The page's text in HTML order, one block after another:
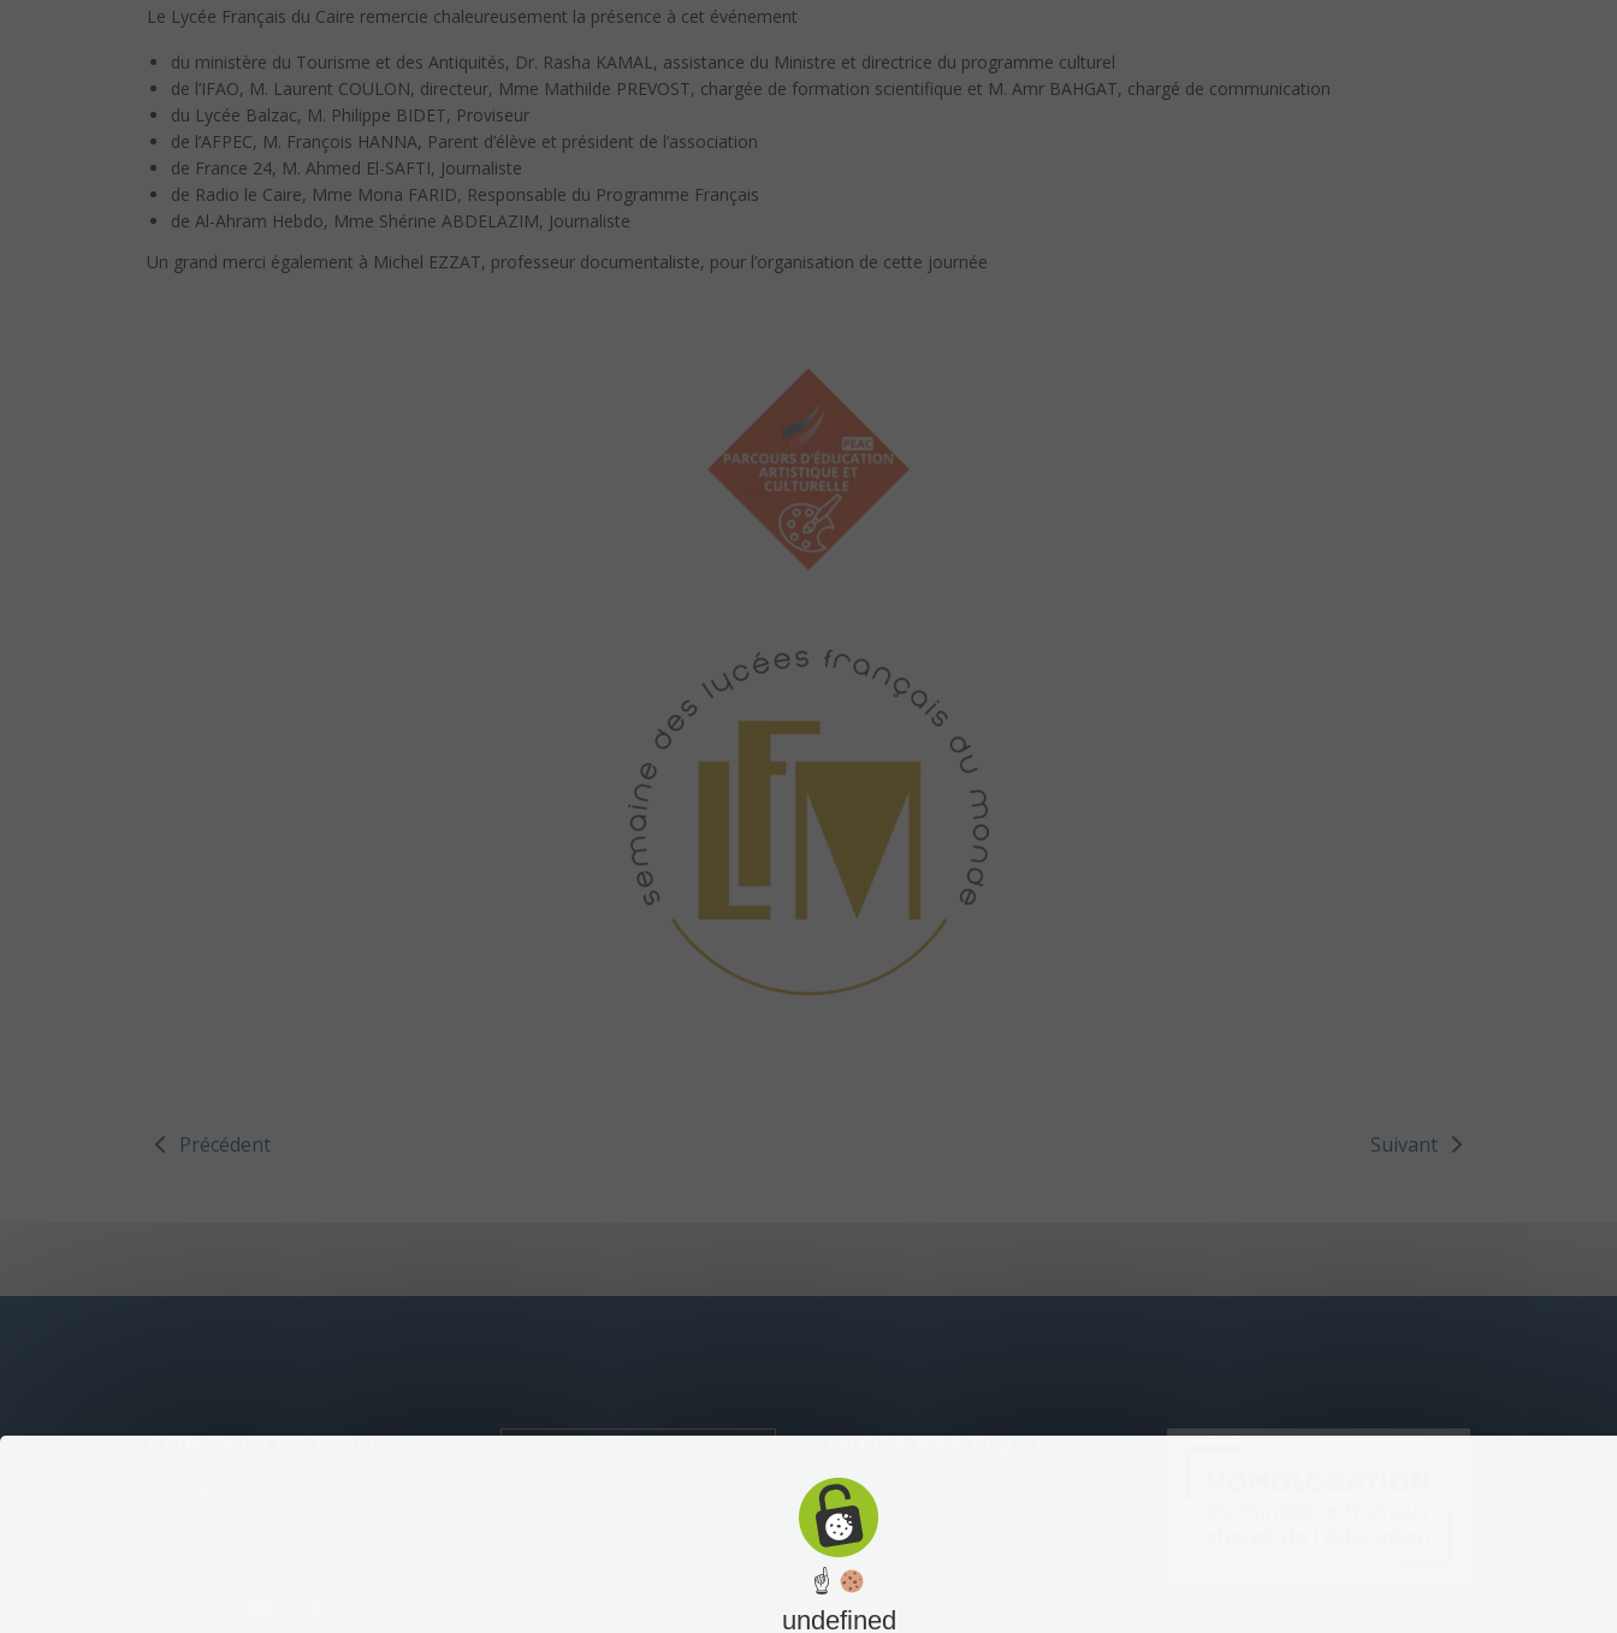
Le Lycée Français du Caire remercie chaleureusement la présence à cet événement
du ministère du Tourisme et des Antiquités, Dr. Rasha KAMAL, assistance du Ministre et directrice du programme culturel
de l’IFAO, M. Laurent COULON, directeur, Mme Mathilde PREVOST, chargée de formation scientifique et M. Amr BAHGAT, chargé de communication
du Lycée Balzac, M. Philippe BIDET, Proviseur
de l’AFPEC, M. François HANNA, Parent d’élève et président de l’association
de France 24, M. Ahmed El-SAFTI, Journaliste
de Radio le Caire, Mme Mona FARID, Responsable du Programme Français
de Al-Ahram Hebdo, Mme Shérine ABDELAZIM, Journaliste
Un grand merci également à Michel EZZAT, professeur documentaliste, pour l’organisation de cette journée
Précédent Suivant
CONTACTEZ-NOUS INFOS PRATIQUES
Calendrier scolaire
Fournitures et matériels
Centre d’examens
Restauration
☝
undefined